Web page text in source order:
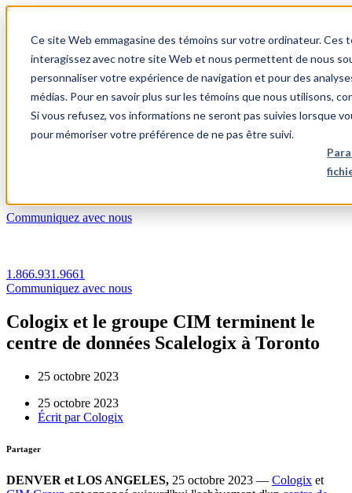
Ce site Web emmagasine des témoins sur votre ordinateur.
interagissez avec notre site Web et nous permettent de nous
personnaliser votre expérience de navigation et pour des
médias. Pour en savoir plus sur les témoins que nous utilisons,
Si vous refusez, vos informations ne seront pas suivies lorsque
pour mémoriser votre préférence de ne pas être suivi.
1.866.931.9661
Login
FR
Communiquez avec nous
1.866.931.9661
Communiquez avec nous
Cologix et le groupe CIM terminent le
centre de données Scalelogix à Toronto
25 octobre 2023
25 octobre 2023
Écrit parCologix
Partager
DENVER et LOS ANGELES, 25 octobre 2023 — Cologix et